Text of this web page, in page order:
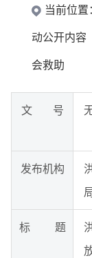
当前位置：
动公开内容
会救助
文 号
发布机构
标 题